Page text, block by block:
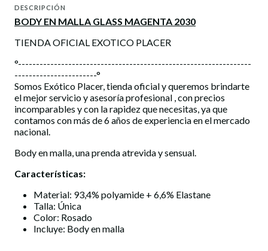
DESCRIPCIÓN
BODY EN MALLA GLASS MAGENTA 2030
TIENDA OFICIAL EXOTICO PLACER
°-----------------------------------------------------------------
-----------------------°
Somos Exótico Placer, tienda oficial y queremos brindarte
el mejor servicio y asesoría profesional , con precios
incomparables y con la rapidez que necesitas, ya que
contamos con más de 6 años de experiencia en el mercado
nacional.
Body en malla, una prenda atrevida y sensual.
Características:
Material: 93,4% polyamide + 6,6% Elastane
Talla: Única
Color: Rosado
Incluye: Body en malla